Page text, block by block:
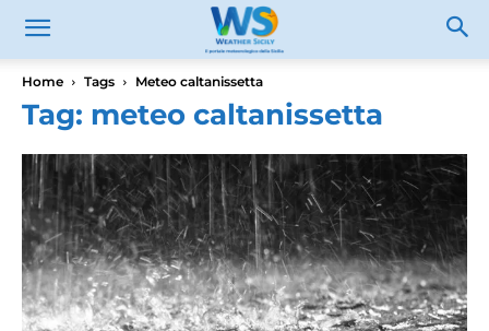
Home Tags Meteo caltanissetta
Tag: meteo caltanissetta